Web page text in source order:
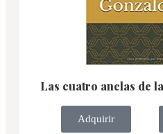
Las cuatro anclas de
Adquirir